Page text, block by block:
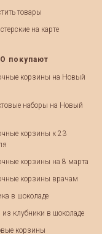
товары
на карте
покупают
корзины на Новый
наборы на Новый
корзины к 23
корзины на 8 марта
корзины врачам
в шоколаде
из клубники в шоколаде
корзины